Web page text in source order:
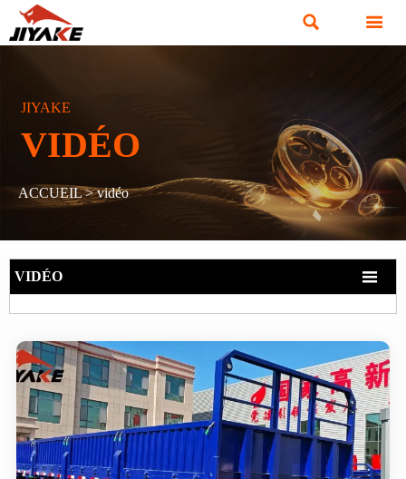
 
JIYAKE
VIDÉO
ACCUEIL>vidéo
VIDÉO 